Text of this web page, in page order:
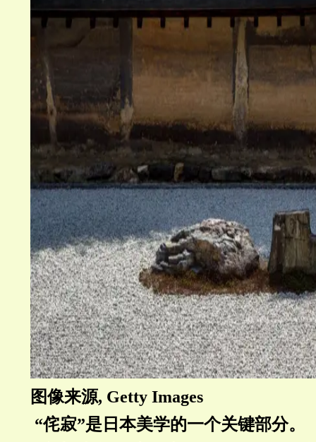
图像来源, Getty Images
“侘寂”是日本美学的一个关键部分。